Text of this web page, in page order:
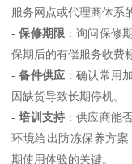
服务网点或代理商体系
-保修期限 ：询问保修
保期后的有偿服务收费
-备件供应 ：确认常用
因缺货导致长期停机。
-培训支持 ：供应商能
环境给出防冻保养方
期使用体验的关键。